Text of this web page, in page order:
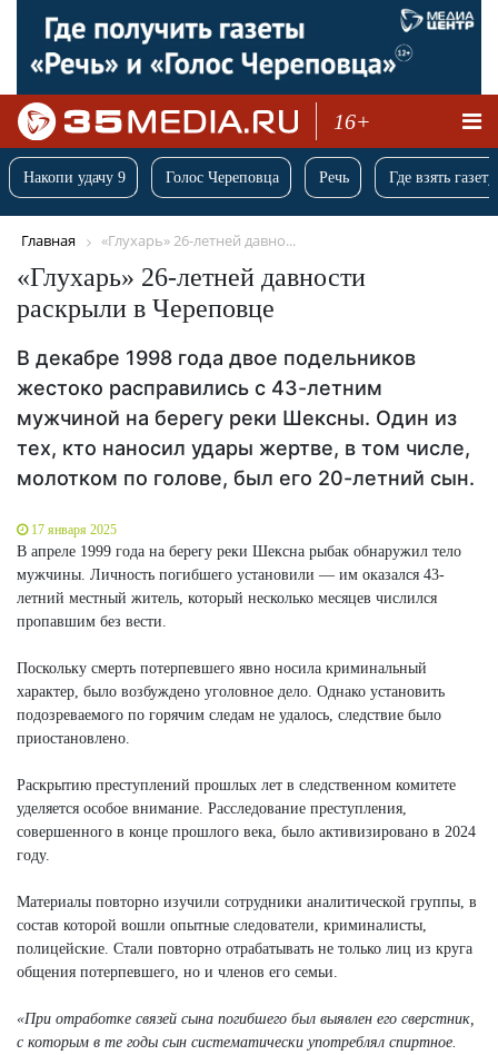
16+
Накопи удачу 9 Голос Череповца Речь Где взять
Главная «Глухарь» 26-летней давно...
«Глухарь» 26-летней давности
раскрыли в Череповце
В декабре 1998 года двое подельников
жестоко расправились с 43-летним
мужчиной на берегу реки Шексны. Один из
тех, кто наносил удары жертве, в том числе,
молотком по голове, был его 20-летний сын.
17 января 2025
В апреле 1999 года на берегу реки Шексна рыбак обнаружил тело
мужчины. Личность погибшего установили — им оказался 43-
летний местный житель, который несколько месяцев числился
пропавшим без вести.
Поскольку смерть потерпевшего явно носила криминальный
характер, было возбуждено уголовное дело. Однако установить
подозреваемого по горячим следам не удалось, следствие было
приостановлено.
Раскрытию преступлений прошлых лет в следственном комитете
уделяется особое внимание. Расследование преступления,
совершенного в конце прошлого века, было активизировано в 2024
году.
Материалы повторно изучили сотрудники аналитической группы, в
состав которой вошли опытные следователи, криминалисты,
полицейские. Стали повторно отрабатывать не только лиц из круга
общения потерпевшего, но и членов его семьи.
«При отработке связей сына погибшего был выявлен его сверстник,
с которым в те годы сын систематически употреблял спиртное.